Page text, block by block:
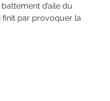
d’aile du
finit par provoquer la